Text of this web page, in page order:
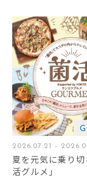
2026.07.21 -
夏を元気に乗り
活グルメ」